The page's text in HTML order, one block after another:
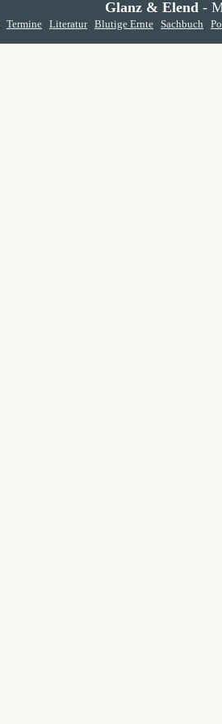
Glanz & Elend -
Termine Literatur Blutige Ernte Sachbuch